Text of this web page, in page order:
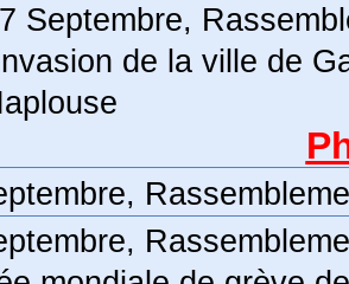
Septembre,
de la ville de